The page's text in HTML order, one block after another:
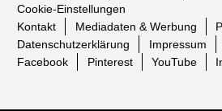
Cookie-Einstellungen
Kontakt
Mediadaten & Werbung
Datenschutzerklärung
Impressum
Facebook
Pinterest YouTube